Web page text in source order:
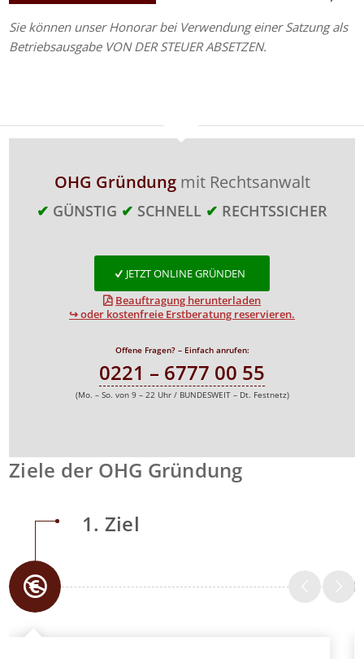
Sie können unser Honorar bei Verwendung einer Satzung als
Betriebsausgabe VON DER STEUER ABSETZEN.
OHG Gründungmit Rechtsanwalt
✔ GÜNSTIG ✔ SCHNELL ✔ RECHTSSICHER
JETZT ONLINE GRÜNDEN
Beauftragung herunterladen
↪ oder kostenfreie Erstberatung reservieren.
Offene Fragen? – Einfach anrufen:
0221 – 6777 00 55
(Mo. – So. von 9 – 22 Uhr / BUNDESWEIT – Dt. Festnetz)
Ziele der OHG Gründung
1. Ziel